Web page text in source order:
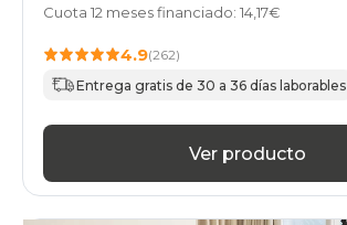
Cuota 12 meses financiado: 14,17€
4.9(262)
Entrega gratis de 30 a 36 días laborables
Ver producto